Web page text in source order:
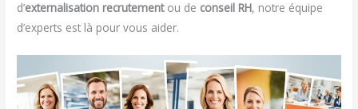
d’externalisation recrutementou de conseil RH, notre équipe
d’experts est là pour vous aider.